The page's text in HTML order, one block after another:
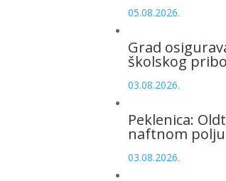
05.08.2026.
Grad
školskog
03.08.2026.
Peklenica:
naftnom
03.08.2026.